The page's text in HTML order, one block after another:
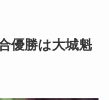
優勝は大城魁